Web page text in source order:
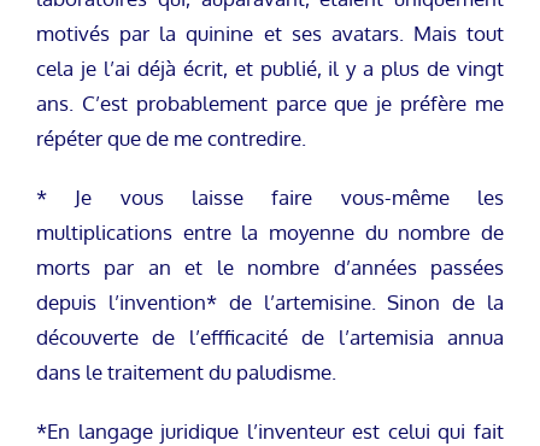
motivés par la quinine et ses avatars. Mais tout
cela je l’ai déjà écrit, et publié, il y a plus de vingt
ans. C’est probablement parce que je préfère me
répéter que de me contredire.
* Je vous laisse faire vous-même les
multiplications entre la moyenne du nombre de
morts par an et le nombre d’années passées
depuis l’invention* de l’artemisine. Sinon de la
découverte de l’effficacité de l’artemisia annua
dans le traitement du paludisme.
*En langage juridique l’inventeur est celui qui fait